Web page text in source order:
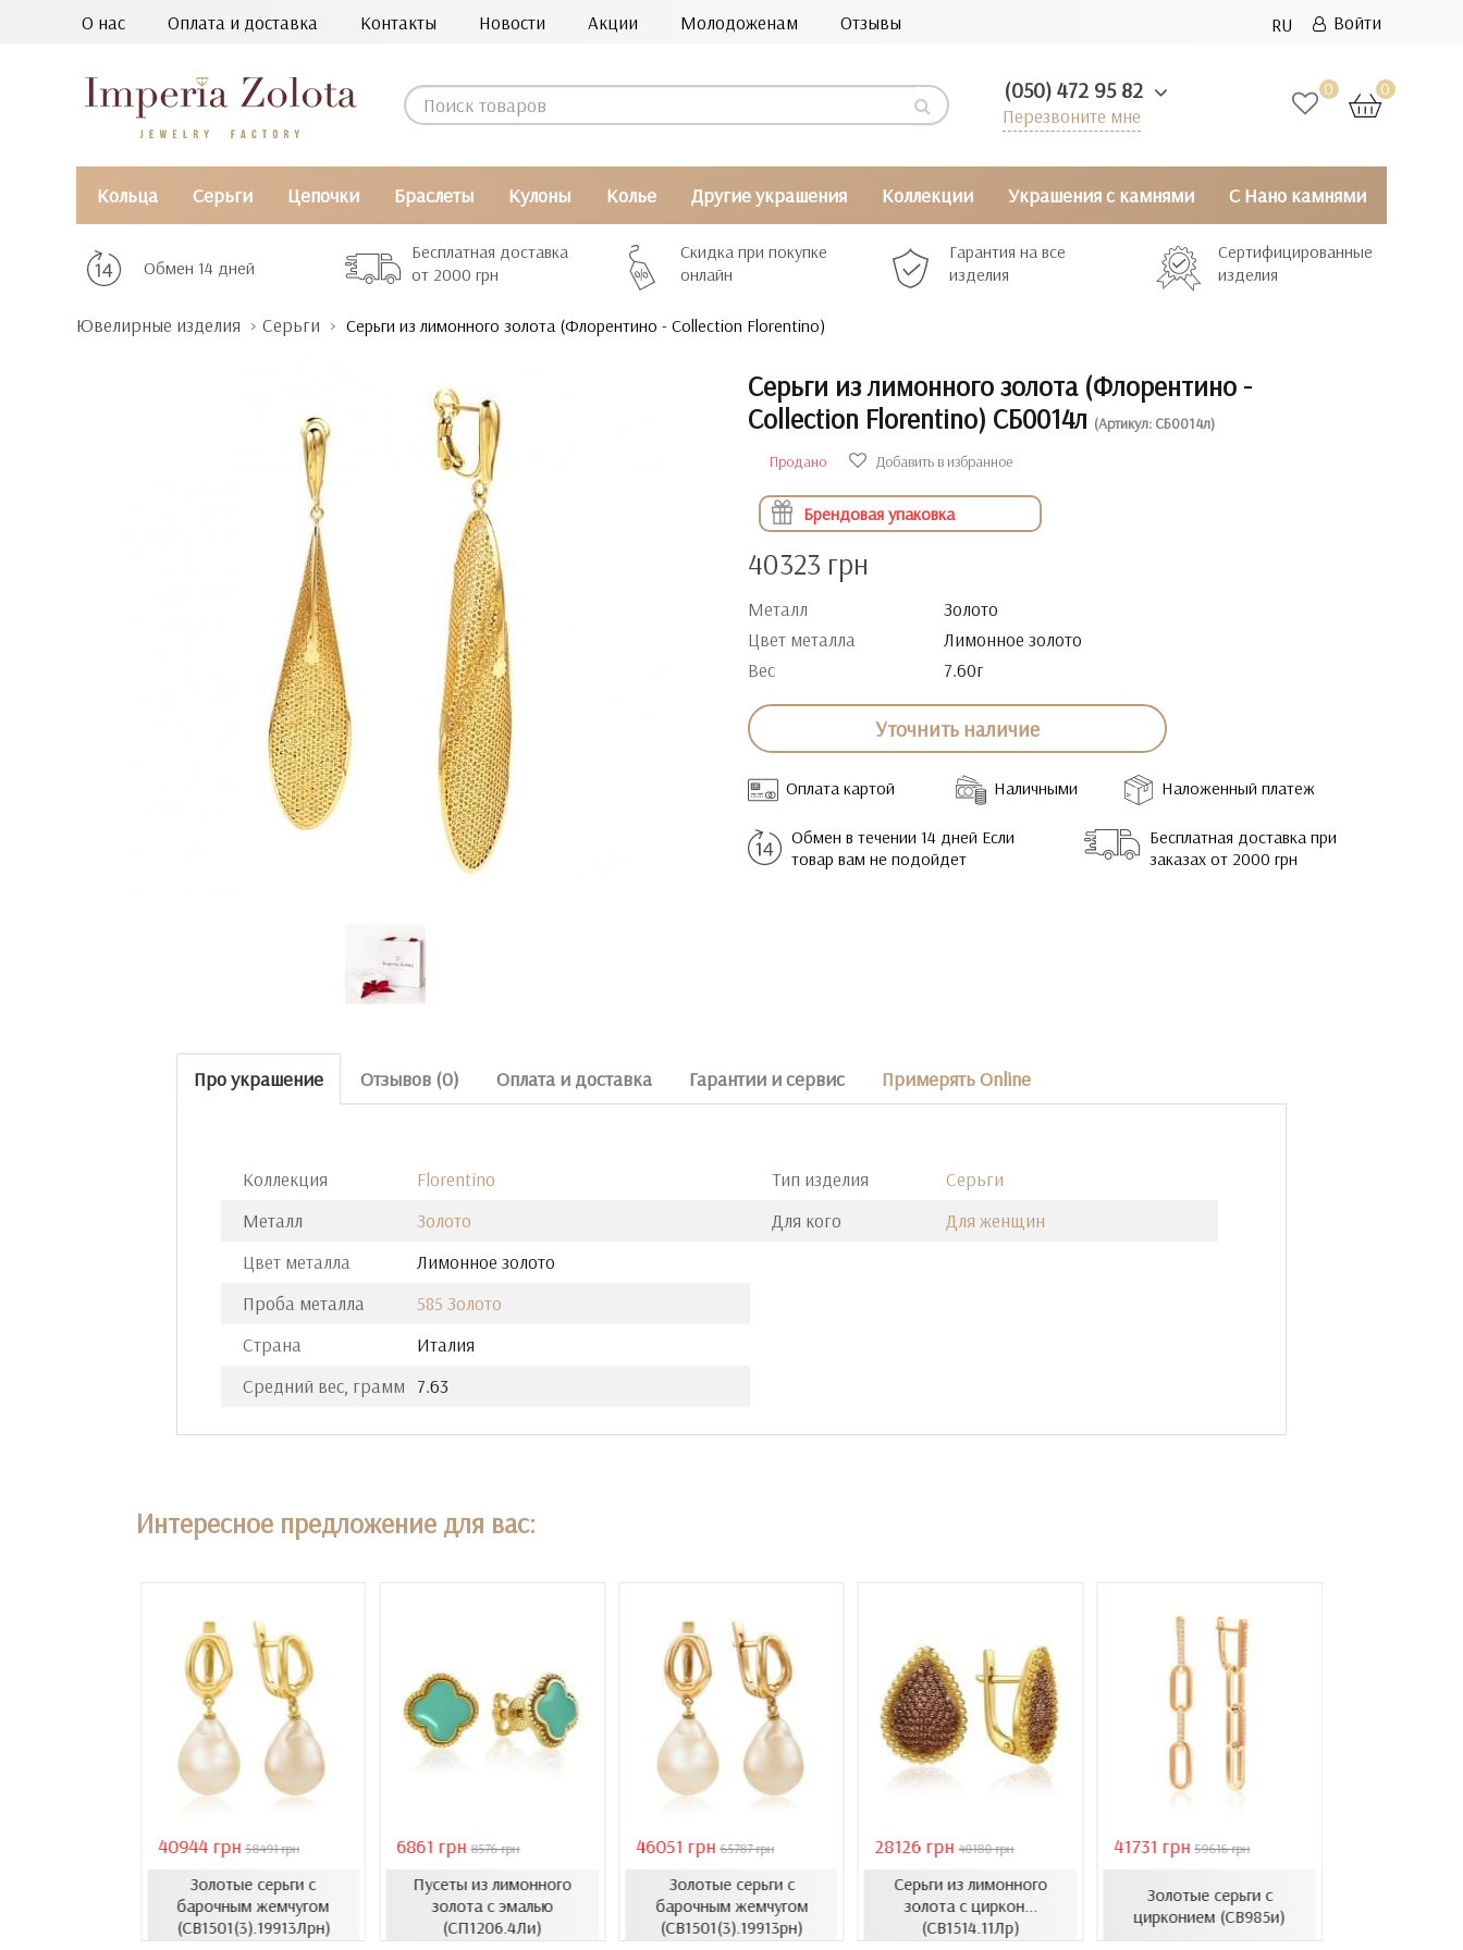
О нас Оплата и доставка Контакты Новости Акции Молодоженам Отзывы RU Войти
0 0
(050) 472 95 82
Перезвоните мне
Кольца Серьги Цепочки Браслеты Кулоны Колье Другие украшения Коллекции Украшения с камнями С Нано камнями
Обмен 14 дней
Бесплатная доставка
от 2000 грн
Скидка при покупке
онлайн
Гарантия на все
изделия
Сертифицированные
изделия
Ювелирные изделия Серьги Серьги из лимонного золота (Флорентино - Collection Florentino)
Серьги из лимонного золота (Флорентино -
Collection Florentino) СБ0014л (Артикул: СБ0014л)
Продано
Добавить в избранное
Брендовая упаковка
40323 грн
Металл
Золото
Цвет металла
Лимонное золото
Вес
7.60г
Уточнить наличие
Оплата картой Наличными Наложенный платеж
Обмен в течении 14 дней Если
товар вам не подойдет
Бесплатная доставка при
заказах от 2000 грн
Про украшение Отзывов (0) Оплата и доставка Гарантии и сервис Примерять Online
Коллекция
Florentino
Металл
Золото
Цвет металла
Лимонное золото
Проба металла
585 Золото
Страна
Италия
Средний вес, грамм
7.63
Тип изделия
Серьги
Для кого
Для женщин
Интересное предложение для вас:
40944 грн 58491 грн
Золотые серьги с
барочным жемчугом
(СВ1501(3).19913Лрн)
6861 грн 8576 грн
Пусеты из лимонного
золота с эмалью
(СП1206.4Ли)
46051 грн 65787 грн
Золотые серьги с
барочным жемчугом
(СВ1501(3).19913рн)
28126 грн 40180 грн
Серьги из лимонного
золота с циркон...
(СВ1514.11Лр)
41731 грн 59616 грн
Золотые серьги с
цирконием (СВ985и)